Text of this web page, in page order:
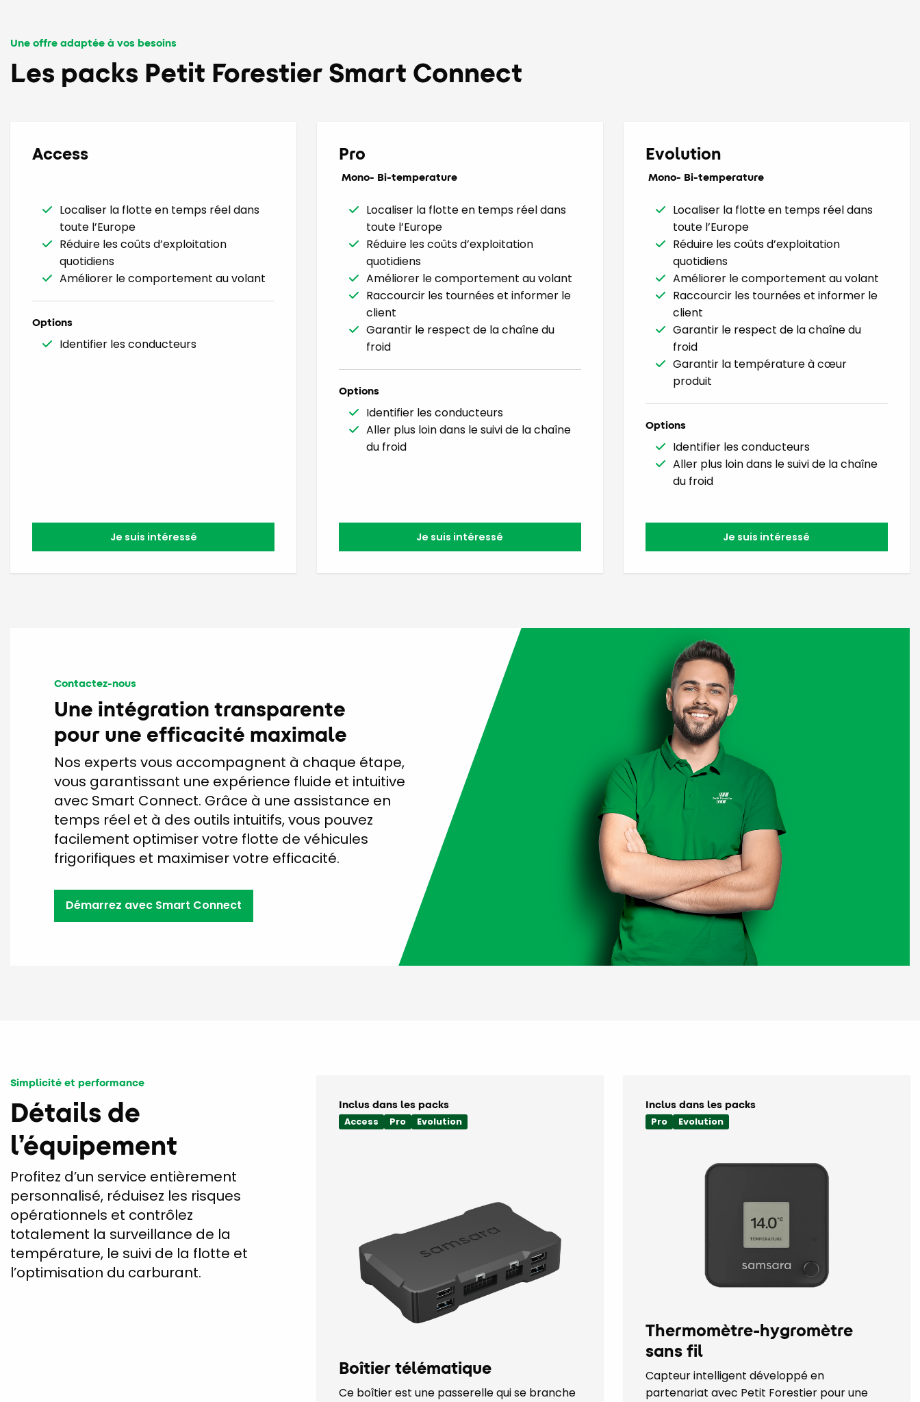
Une offre adaptée à vos besoins
Les packs Petit Forestier Smart Connect
Access
Localiser la flotte en temps réel dans
toute l’Europe
Réduire les coûts d’exploitation
quotidiens
Améliorer le comportement au volant
Options
Identifier les conducteurs
Je suis intéressé
Pro
Mono- Bi-temperature
Localiser la flotte en temps réel dans
toute l’Europe
Réduire les coûts d’exploitation
quotidiens
Améliorer le comportement au volant
Raccourcir les tournées et informer le
client
Garantir le respect de la chaîne du
froid
Options
Identifier les conducteurs
Aller plus loin dans le suivi de la chaîne
du froid
Je suis intéressé
Evolution
Mono- Bi-temperature
Localiser la flotte en temps réel dans
toute l’Europe
Réduire les coûts d’exploitation
quotidiens
Améliorer le comportement au volant
Raccourcir les tournées et informer le
client
Garantir le respect de la chaîne du
froid
Garantir la température à cœur
produit
Options
Identifier les conducteurs
Aller plus loin dans le suivi de la chaîne
du froid
Je suis intéressé
Contactez-nous
Une intégration transparente
pour une efficacité maximale
Nos experts vous accompagnent à chaque étape,
vous garantissant une expérience fluide et intuitive
avec Smart Connect. Grâce à une assistance en
temps réel et à des outils intuitifs, vous pouvez
facilement optimiser votre flotte de véhicules
frigorifiques et maximiser votre efficacité.
Démarrez avec Smart Connect
Simplicité et performance
Détails de
l’équipement
Profitez d’un service entièrement
personnalisé, réduisez les risques
opérationnels et contrôlez
totalement la surveillance de la
température, le suivi de la flotte et
l’optimisation du carburant.
Inclus dans les packs
Access Pro Evolution
Boîtier télématique
Ce boîtier est une passerelle qui se branche
Inclus dans les packs
Pro Evolution
Thermomètre-hygromètre
sans fil
Capteur intelligent développé en
partenariat avec Petit Forestier pour une